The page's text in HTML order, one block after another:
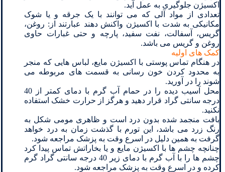
اکسیژن جلوگیری به عمل آید.
تعدادی از مواد آلی که می توانند با یک جرقه و یا شوک
مکانیکی به شدت با اکسیژن واکنش دهند عبارتند از: روغن،
گریس، آسفالت، نفت سفید، پارچه و حتی غبارات حاوی
روغن و گریس می باشد.
کمک های اولیه
در هنگام تماس پوستی با اکسیژن مایع، لباس هایی که منجر
به محدود کردن خون رسانی به قسمت های مربوطه می
شوند را در آورید.
محل آسیب دیده را در حمام آب گرم با دمای کمتر از 40
درجه سانتی گراد قرار دهید و هرگز از حرارت خشک استفاده
نکنید.
بافت منجمد شده بدون درد است و ظاهری مومی شکل به
رنگ زرد می باشد، این تورم با گذشت زمان به درد خواهد
گرفت به همین دلیل در اسرع وقت به پزشک مراجعه شود.
چنانچه چشم ها با اکسیژن مایع و یا بخاراتش تماس پیدا کرد
چشم ها را با آب گرم با دمای زیر 40 درجه سانتی گراد گرم
کرده و در اسرع وقت به پزشک مراجعه شود.